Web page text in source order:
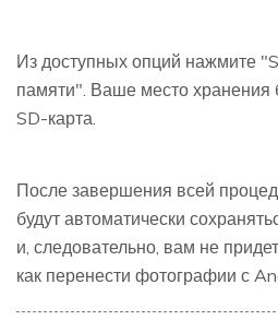
Из доступных опций нажмите
памяти". Ваше место хранения
SD-карта.
После завершения всей
будут автоматически
и, следовательно, вам не
как перенести фотографии с